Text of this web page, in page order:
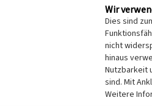
Lage zum Ort handelt es sich
Würden 1-3 liegen bereits
Würden 1zeigt zu
Bruchkessel während der
haben. Der heutige Befund
wurden die drei Brüche über eine
Produktion auf die Leppebahn
Wir
Dies sind
nicht
hinaus
Nutzbarkeit
sind. Mit
Weitere